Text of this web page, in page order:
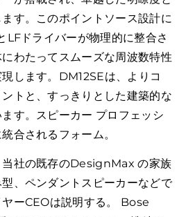
す。このポイントソース設計に
LFドライバーが物理的に整合さ
わたってスムーズな周波数特性
します。DM12SEは、よりコ
トと、すっきりとした建築的な
す。スピーカー プロフェッシ
合されるフォーム。
当社の既存のDesignMax の家族
、ペンダントスピーカーなどで
ーCEOは説明する。 Bose